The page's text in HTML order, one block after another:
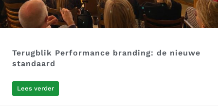
Terugblik Performance branding: de nieuwe
standaard
Lees verder